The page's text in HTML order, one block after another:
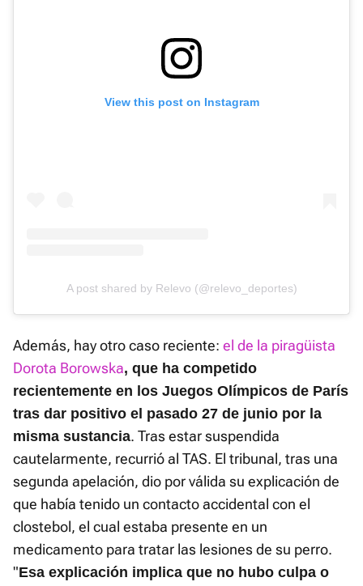
View this post on Instagram
A post shared by Relevo (@relevo_deportes)
Además, hay otro caso reciente: el de la piragüista
Dorota Borowska, que ha competido
recientemente en los Juegos Olímpicos de París
tras dar positivo el pasado 27 de junio por la
misma sustancia. Tras estar suspendida
cautelarmente, recurrió al TAS. El tribunal, tras una
segunda apelación, dio por válida su explicación de
que había tenido un contacto accidental con el
clostebol, el cual estaba presente en un
medicamento para tratar las lesiones de su perro.
"Esa explicación implica que no hubo culpa o